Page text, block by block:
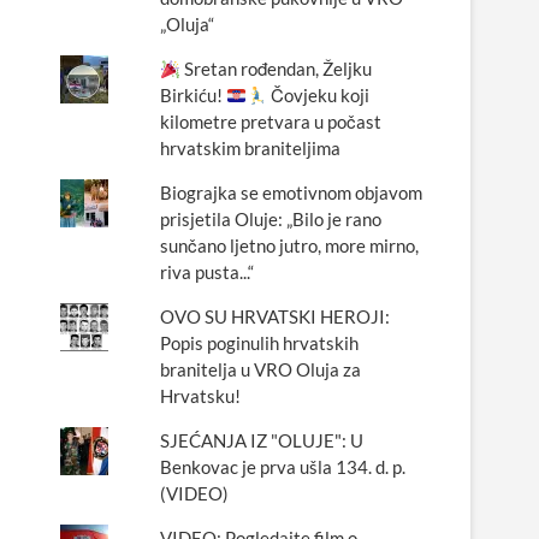
„Oluja“
Sretan rođendan, Željku
Birkiću!
Čovjeku koji
kilometre pretvara u počast
hrvatskim braniteljima
Biograjka se emotivnom objavom
prisjetila Oluje: „Bilo je rano
sunčano ljetno jutro, more mirno,
riva pusta...“
OVO SU HRVATSKI HEROJI:
Popis poginulih hrvatskih
branitelja u VRO Oluja za
Hrvatsku!
SJEĆANJA IZ "OLUJE": U
Benkovac je prva ušla 134. d. p.
(VIDEO)